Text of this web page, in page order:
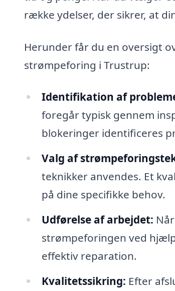
række ydelser, der sikrer, at
Herunder får du en oversigt
strømpeforing i Trustrup:
Identifikation af
foregår typisk gennem
blokeringer identificeres
Valg af
teknikker anvendes. Et
på dine specifikke behov.
Udførelse af arbejdet:
strømpeforingen ved
effektiv reparation.
Kvalitetssikring: Efter